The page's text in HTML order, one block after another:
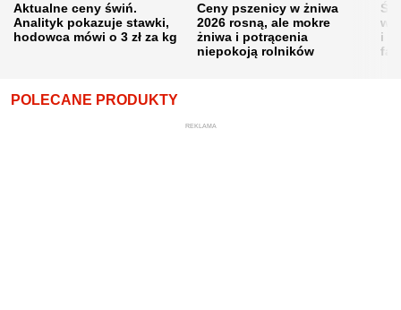
Aktualne ceny świń.
Analityk pokazuje stawki,
hodowca mówi o 3 zł za kg
Ceny pszenicy w żniwa
2026 rosną, ale mokre
żniwa i potrącenia
niepokoją rolników
i
POLECANE PRODUKTY
REKLAMA